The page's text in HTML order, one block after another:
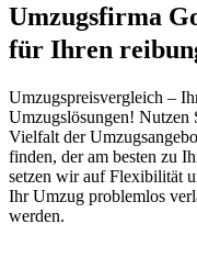
Umzugsfirma
für Ihren
Umzugspreisvergleich –
Umzugslösungen! Nutzen
Vielfalt der
finden, der am besten zu
setzen wir auf Flexibilität
Ihr Umzug problemlos
werden.